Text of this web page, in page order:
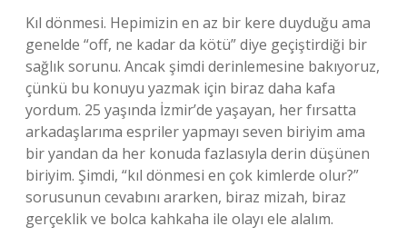
Kıl dönmesi. Hepimizin en az bir kere duyduğu ama
genelde “off, ne kadar da kötü” diye geçiştirdiği bir
sağlık sorunu. Ancak şimdi derinlemesine bakıyoruz,
çünkü bu konuyu yazmak için biraz daha kafa
yordum. 25 yaşında İzmir’de yaşayan, her fırsatta
arkadaşlarıma espriler yapmayı seven biriyim ama
bir yandan da her konuda fazlasıyla derin düşünen
biriyim. Şimdi, “kıl dönmesi en çok kimlerde olur?”
sorusunun cevabını ararken, biraz mizah, biraz
gerçeklik ve bolca kahkaha ile olayı ele alalım.